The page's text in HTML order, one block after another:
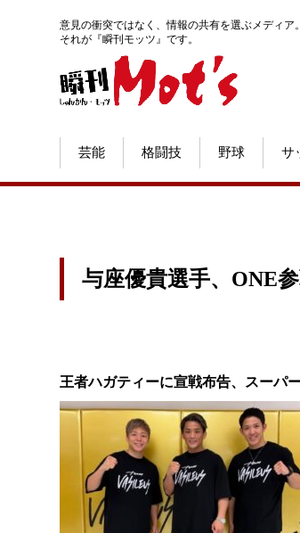
意見の衝突ではなく、情報の共有を選ぶメディア。
それが『瞬刊モッツ』です。
芸能 格闘技 野球 サ
与座優貴選手、ONE
王者ハガティーに宣戦布告、スーパ